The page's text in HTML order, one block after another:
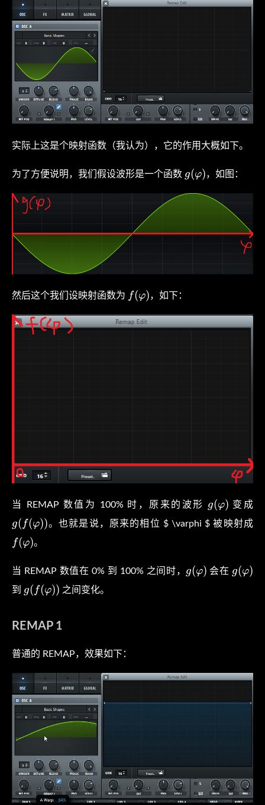
实际上这是个映射函数（我认为），它的作用大概如下。
为了方便说明，我们假设波形是一个函数 g(
)
g(φ)，如图：
然后这个我们设映射函数为 f(
)
f(φ)，如下：
当 REMAP 数值为 100% 时，原来的波形 g(
\varphi
)
g(φ) 变成
g( f(φ))。也就是说，原来的相位 $ \varphi $ 被映射成
f(φ)。
当 REMAP 数值在 0% 到 100% 之间时， g(
g(φ) 会在 g(
g(φ)
到 g( f(
g( f(φ)) 之间变化。
REMAP 1
普通的 REMAP，效果如下：